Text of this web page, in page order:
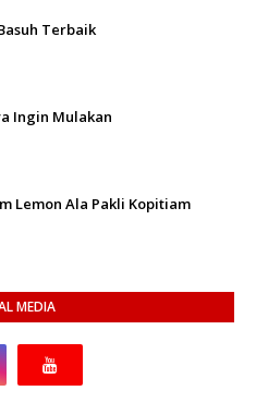
Terbaik
Ingin Mulakan
Lemon Ala Pakli Kopitiam
MEDIA